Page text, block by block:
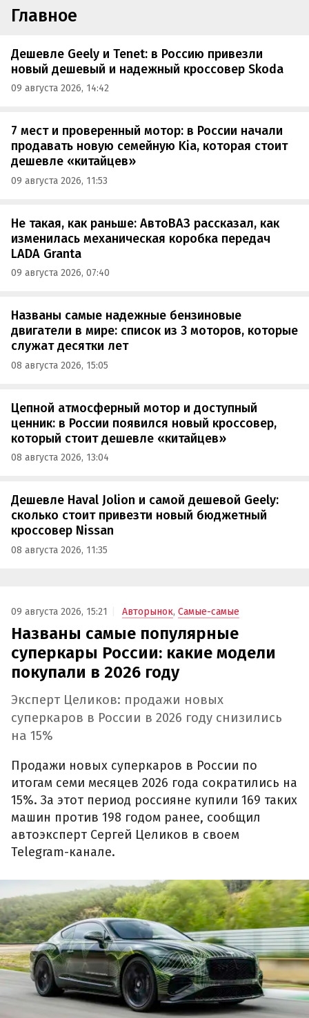
Главное
Дешевле Geely и Tenet: в Россию привезли
новый дешевый и надежный кроссовер Skoda
09 августа 2026, 14:42
7 мест и проверенный мотор: в России начали
продавать новую семейную Kia, которая стоит
дешевле «китайцев»
09 августа 2026, 11:53
Не такая, как раньше: АвтоВАЗ рассказал, как
изменилась механическая коробка передач
LADA Granta
09 августа 2026, 07:40
Названы самые надежные бензиновые
двигатели в мире: список из 3 моторов, которые
служат десятки лет
08 августа 2026, 15:05
Цепной атмосферный мотор и доступный
ценник: в России появился новый кроссовер,
который стоит дешевле «китайцев»
08 августа 2026, 13:04
Дешевле Haval Jolion и самой дешевой Geely:
сколько стоит привезти новый бюджетный
кроссовер Nissan
08 августа 2026, 11:35
09 августа 2026, 15:21 Авторынок, Самые-самые
Названы самые популярные
суперкары России: какие модели
покупали в 2026 году
Эксперт Целиков: продажи новых
суперкаров в России в 2026 году снизились
на 15%
Продажи новых суперкаров в России по
итогам семи месяцев 2026 года сократились на
15%. За этот период россияне купили 169 таких
машин против 198 годом ранее, сообщил
автоэксперт Сергей Целиков в своем
Telegram-канале.